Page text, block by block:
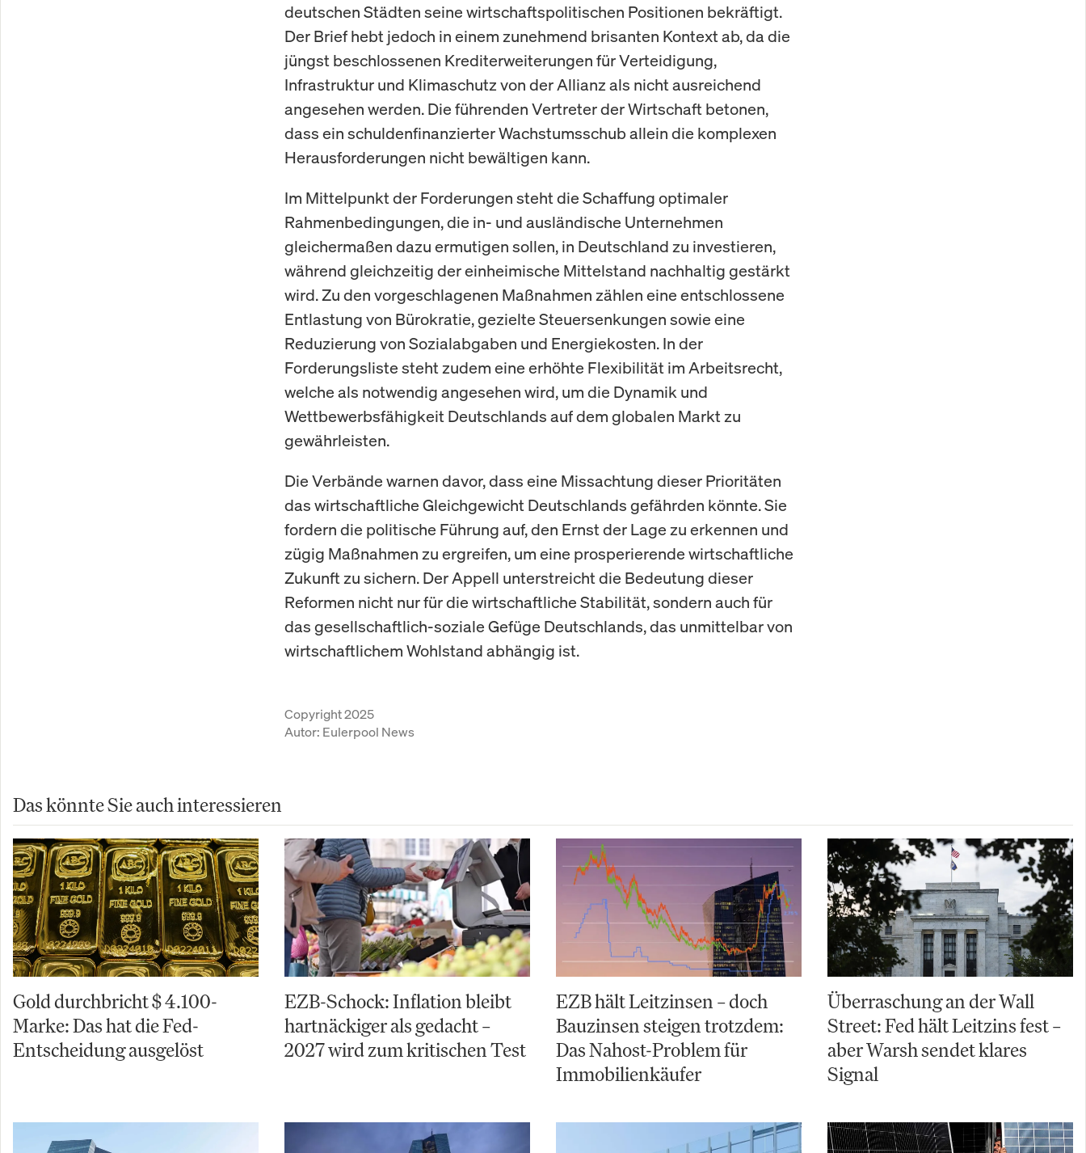
deutschen Städten seine wirtschaftspolitischen Positionen bekräftigt.
Der Brief hebt jedoch in einem zunehmend brisanten Kontext ab, da die
jüngst beschlossenen Krediterweiterungen für Verteidigung,
Infrastruktur und Klimaschutz von der Allianz als nicht ausreichend
angesehen werden. Die führenden Vertreter der Wirtschaft betonen,
dass ein schuldenfinanzierter Wachstumsschub allein die komplexen
Herausforderungen nicht bewältigen kann.
Im Mittelpunkt der Forderungen steht die Schaffung optimaler
Rahmenbedingungen, die in- und ausländische Unternehmen
gleichermaßen dazu ermutigen sollen, in Deutschland zu investieren,
während gleichzeitig der einheimische Mittelstand nachhaltig gestärkt
wird. Zu den vorgeschlagenen Maßnahmen zählen eine entschlossene
Entlastung von Bürokratie, gezielte Steuersenkungen sowie eine
Reduzierung von Sozialabgaben und Energiekosten. In der
Forderungsliste steht zudem eine erhöhte Flexibilität im Arbeitsrecht,
welche als notwendig angesehen wird, um die Dynamik und
Wettbewerbsfähigkeit Deutschlands auf dem globalen Markt zu
gewährleisten.
Die Verbände warnen davor, dass eine Missachtung dieser Prioritäten
das wirtschaftliche Gleichgewicht Deutschlands gefährden könnte. Sie
fordern die politische Führung auf, den Ernst der Lage zu erkennen und
zügig Maßnahmen zu ergreifen, um eine prosperierende wirtschaftliche
Zukunft zu sichern. Der Appell unterstreicht die Bedeutung dieser
Reformen nicht nur für die wirtschaftliche Stabilität, sondern auch für
das gesellschaftlich-soziale Gefüge Deutschlands, das unmittelbar von
wirtschaftlichem Wohlstand abhängig ist.
Copyright 2025
Autor: Eulerpool News
Das könnte Sie auch interessieren
Gold durchbricht $ 4.100-
Marke: Das hat die Fed-
Entscheidung ausgelöst
EZB-Schock: Inflation bleibt
hartnäckiger als gedacht –
2027 wird zum kritischen Test
EZB hält Leitzinsen – doch
Bauzinsen steigen trotzdem:
Das Nahost-Problem für
Immobilienkäufer
Überraschung an der Wall
Street: Fed hält Leitzins fest –
aber Warsh sendet klares
Signal